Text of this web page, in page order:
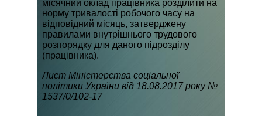
місячний оклад працівника розділити на
норму тривалості робочого часу на
відповідний місяць, затверджену
правилами внутрішнього трудового
розпорядку для даного підрозділу
(працівника).
Лист Міністерства соціальної
політики України від 18.08.2017 року №
1537/0/102-17